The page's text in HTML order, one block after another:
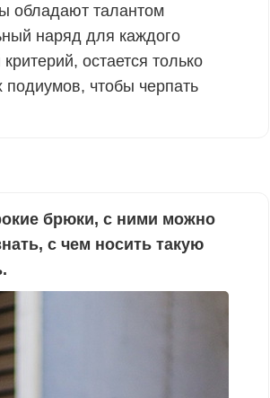
обладают талантом
наряд для каждого
остается только
чтобы черпать
брюки, с ними можно
с чем носить такую